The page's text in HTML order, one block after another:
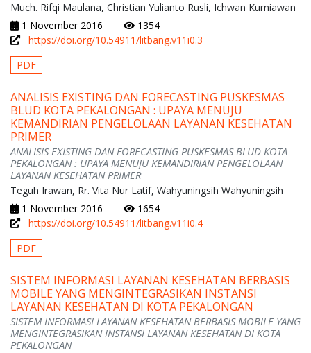
Much. Rifqi Maulana, Christian Yulianto Rusli, Ichwan Kurniawan
1 November 2016
1354
https://doi.org/10.54911/litbang.v11i0.3
PDF
ANALISIS EXISTING DAN FORECASTING PUSKESMAS
BLUD KOTA PEKALONGAN : UPAYA MENUJU
KEMANDIRIAN PENGELOLAAN LAYANAN KESEHATAN
PRIMER
ANALISIS EXISTING DAN FORECASTING PUSKESMAS BLUD KOTA
PEKALONGAN : UPAYA MENUJU KEMANDIRIAN PENGELOLAAN
LAYANAN KESEHATAN PRIMER
Teguh Irawan, Rr. Vita Nur Latif, Wahyuningsih Wahyuningsih
1 November 2016
1654
https://doi.org/10.54911/litbang.v11i0.4
PDF
SISTEM INFORMASI LAYANAN KESEHATAN BERBASIS
MOBILE YANG MENGINTEGRASIKAN INSTANSI
LAYANAN KESEHATAN DI KOTA PEKALONGAN
SISTEM INFORMASI LAYANAN KESEHATAN BERBASIS MOBILE YANG
MENGINTEGRASIKAN INSTANSI LAYANAN KESEHATAN DI KOTA
PEKALONGAN